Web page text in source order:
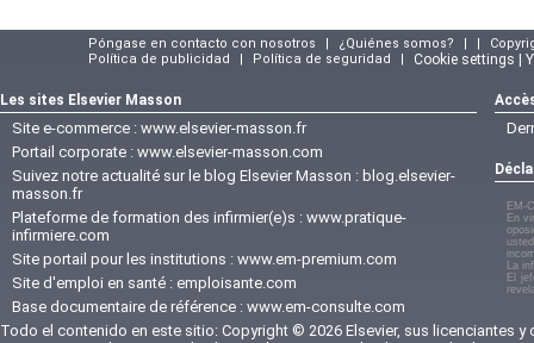
Póngase en contacto con nosotros ¿Quiénes somos?
Política de publicidad
Política de seguridad Cookie settings |
Les sites Elsevier Masson
Site e-commerce : www.elsevier-masson.fr
Portail corporate : www.elsevier-masson.com
Suivez notre actualité sur le blog Elsevier Masson : blog.elsevier-
masson.fr
Plateforme de formation des infirmier(e)s : www.pratique-
infirmiere.com
Site portail pour les institutions : www.em-premium.com
Site d'emploi en santé : emploisante.com
Base documentaire de référence : www.em-consulte.com
EM-
En
La
El
Todo el contenido en este sitio: Copyright © 2026 Elsevier, sus licenciantes